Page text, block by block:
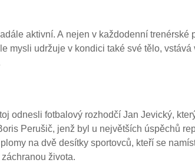
aktivní. A nejen v každodenní
mysli udržuje v kondici také své tělo,
odnesli fotbalový rozhodčí Jan Jevický,
Perušič, jenž byl u největších úspěchů
na dvě desítky sportovců, kteří se
života.